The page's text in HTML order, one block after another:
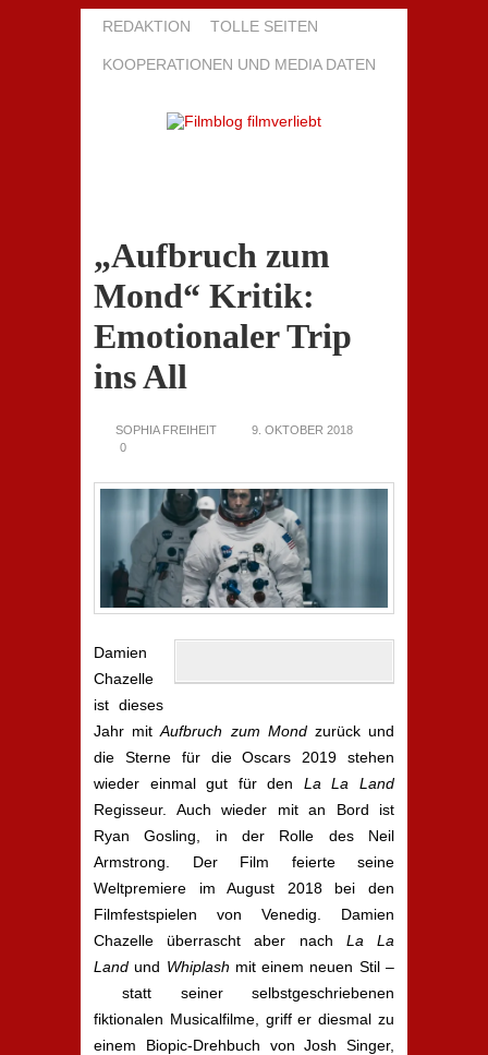
REDAKTION TOLLE SEITEN
KOOPERATIONEN UND MEDIA DATEN
„Aufbruch zum
Mond“ Kritik:
Emotionaler Trip
ins All
SOPHIA FREIHEIT
9. OKTOBER 2018
0
Damien
Chazelle
ist dieses
Jahr mitAufbruch zum Mondzurück und
die Sterne für die Oscars 2019 stehen
wieder einmal gut für den La La Land
Regisseur. Auch wieder mit an Bord ist
Ryan Gosling, in der Rolle des Neil
Armstrong. Der Film feierte seine
Weltpremiere im August 2018 bei den
Filmfestspielen von Venedig. Damien
Chazelle überrascht aber nach La La
Land und Whiplash mit einem neuen Stil–
statt seiner selbstgeschriebenen
fiktionalen Musicalfilme, griff er diesmal zu
einem Biopic-Drehbuch von Josh Singer,